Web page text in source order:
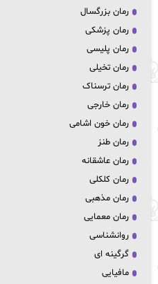
رمان بزرگسال
رمان پزشکی
رمان پلیسی
رمان تخیلی
رمان ترسناک
رمان خارجی
رمان خون اشامی
رمان طنز
رمان عاشقانه
رمان کلکلی
رمان مذهبی
رمان معمایی
روانشناسی
گرگینه ای
مافیایی